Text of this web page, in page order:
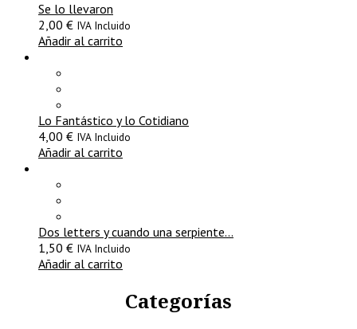
Se lo llevaron
2,00 € IVA Incluido
Añadir al carrito
Lo Fantástico y lo Cotidiano
4,00 € IVA Incluido
Añadir al carrito
Dos letters y cuando una serpiente…
1,50 € IVA Incluido
Añadir al carrito
Categorías